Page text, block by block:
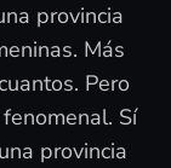
provincia
Más
Pero
Sí
provincia